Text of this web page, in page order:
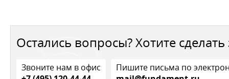
Остались вопросы? Хотите сделать
Звоните нам в офис
Пишите письма по